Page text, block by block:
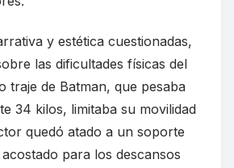
y estética cuestionadas,
las dificultades físicas del
traje de Batman, que pesaba
34 kilos, limitaba su movilidad
quedó atado a un soporte
para los descansos